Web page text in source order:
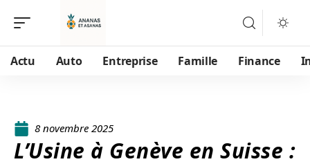
Actu Auto Entreprise Famille Finance
8 novembre 2025
L’Usine à Genève en Suisse :